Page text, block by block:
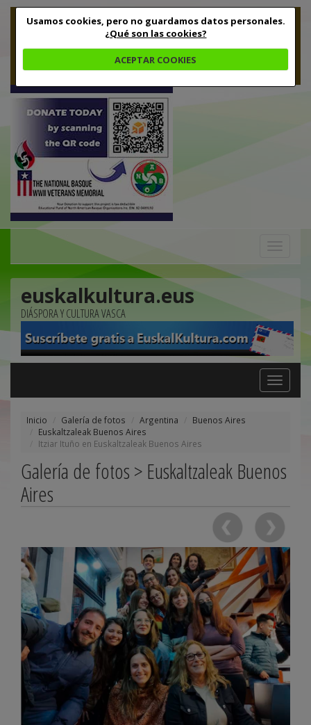
Usamos cookies, pero no guardamos datos personales.
¿Qué son las cookies?
ACEPTAR COOKIES
euskalkultura.eus
DIÁSPORA Y CULTURA VASCA
Toggle
navigation
Inicio Galería de fotos Argentina
Buenos Aires
Euskaltzaleak Buenos Aires
Itziar Ituño en Euskaltzaleak Buenos Aires
Galería de fotos > Euskaltzaleak Buenos
Aires